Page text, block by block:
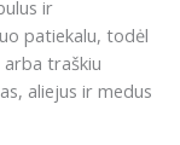
ir
patiekalu, todėl
traškiu
aliejus ir medus